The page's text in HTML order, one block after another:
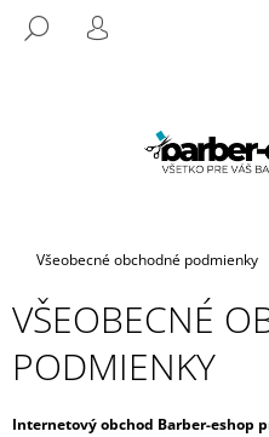
HĽADAŤ
PRIHLÁSENIE
Domov
Všeobecné obchodné podmienky
VŠEOBECNÉ
PODMIENKY
Internetový obchod Barber-eshop
T
R
E
B
U
J